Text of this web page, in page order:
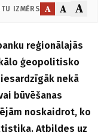
IZMĒRS A A A
reģionālajās
ģeopolitisko
nekā
būvēšanas
noskaidrot, ko
Atbildes uz